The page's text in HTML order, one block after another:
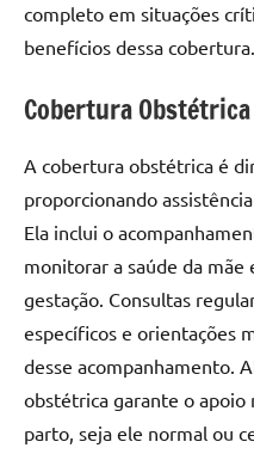
completo em situações
benefícios dessa cobertura.
Cobertura Obstétrica
A cobertura obstétrica é
proporcionando
Ela inclui o
monitorar a saúde da mãe
gestação. Consultas
específicos e orientações
desse acompanhamento.
obstétrica garante o apoio
parto, seja ele normal ou